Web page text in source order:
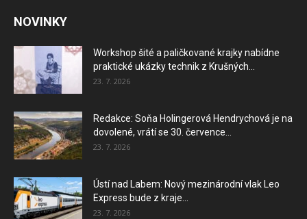
NOVINKY
Workshop šité a paličkované krajky nabídne
praktické ukázky technik z Krušných...
23. 7. 2026
Redakce: Soňa Holingerová Hendrychová je na
dovolené, vrátí se 30. července...
23. 7. 2026
Ústí nad Labem: Nový mezinárodní vlak Leo
Express bude z kraje...
23. 7. 2026